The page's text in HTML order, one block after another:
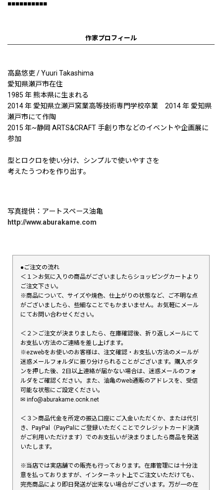
■■■■■■■■■■
作家プロフィール
高島悠吏 / Yuuri Takashima
愛知県瀬戸市在住
1985 年 熊本県に生まれる
2014 年 愛知県立瀬戸窯業高等技術専門学校卒業 2014 年 愛知県
瀬戸市にて作陶
2015 年~静岡 ARTS&CRAFT 手創り市などのイベントや企画展に
参加
型とロクロを使い分け、シンプルで使いやすさを
考えたうつわを作り出す。
写真提供：アートスペース油亀
http://www.aburakame.com
●ご注文の流れ
＜１＞お気に入りの商品がございましたらショッピングカートより
ご注文下さい。
※商品について、サイズや焼色、仕上がりの状態など、ご不明な点
がございましたら、些細なことでもかまいません。お気軽にメール
にてお問い合わせください。
＜２＞ご注文が決まりましたら、在庫確認後、折り返しメールにて
お支払い方法のご連絡を差し上げます。
※ezwebをお使いのお客様は、注文確認・お支払い方法のメールが
迷惑メールフォルダに振り分けられることがございます。購入ボタ
ンを押した後、2日以上連絡が届かない場合は、迷惑メールのフォ
ルダをご確認ください。また、油亀のweb通販のアドレスを、受信
可能な状態にご設定ください。
✉︎ info@aburakame.ocnk.net
＜３＞商品代金を所定の振込口座にご入金いただくか、または代引
き、PayPal（PayPalにご登録いただくことでクレジットカード決済
がご利用いただけます）でのお支払いが決まりましたら商品を発送
いたします。
※当店では実店舗での販売も行っております。在庫管理には十分注
意を払っておりますが、インターネット上でご注文いただけても、
完売商品により即日発送が出来ない場合がございます。万が一の在